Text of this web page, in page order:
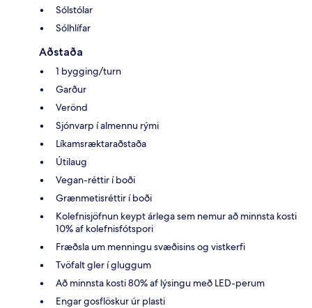
Sólstólar
Sólhlífar
Aðstaða
1 bygging/turn
Garður
Verönd
Sjónvarp í almennu rými
Líkamsræktaraðstaða
Útilaug
Vegan-réttir í boði
Grænmetisréttir í boði
Kolefnisjöfnun keypt árlega sem nemur að minnsta kosti
10% af kolefnisfótspori
Fræðsla um menningu svæðisins og vistkerfi
Tvöfalt gler í gluggum
Að minnsta kosti 80% af lýsingu með LED-perum
Engar gosflöskur úr plasti